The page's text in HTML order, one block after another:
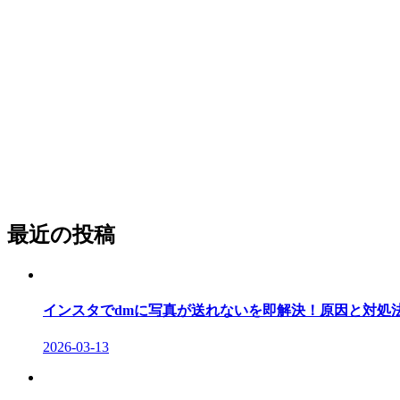
最近の投稿
インスタでdmに写真が送れないを即解決！原因と対処
2026-03-13